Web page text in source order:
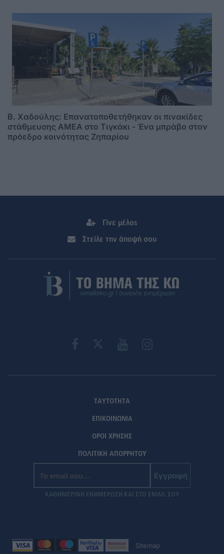
B. Xαδούλης: Επανατοποθετήθηκαν οι πινακίδες
στάθμευσης ΑMΕΑ στο Τιγκάκι - Ένα μπράβο στον
πρόεδρο κοινότητας Ζηπαρίου
Γίνε μέλος
Στείλε την άποψή σου
ΤΑΥΤΟΤΗΤΑ
ΕΠΙΚΟΙΝΩΝΙΑ
ΟΡΟΙ ΧΡΗΣΗΣ
ΠΟΛΙΤΙΚΗ ΑΠΟΡΡΗΤΟΥ
Εγγραφή
ΚΑΘΗΜΕΡΙΝΗ ΕΝΗΜΕΡΩΣΗ ΚΑΙ ΣΤΟ EMAIL ΣΟΥ
Sitemap